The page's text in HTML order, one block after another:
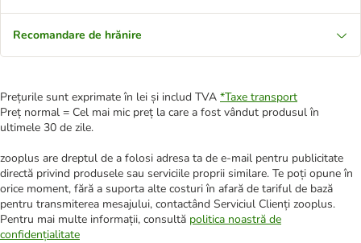
Recomandare de hrănire
Prețurile sunt exprimate în lei și includ TVA *Taxe transport
Preț normal = Cel mai mic preț la care a fost vândut produsul în
ultimele 30 de zile.
zooplus are dreptul de a folosi adresa ta de e-mail pentru publicitate
directă privind produsele sau serviciile proprii similare. Te poți opune în
orice moment, fără a suporta alte costuri în afară de tariful de bază
pentru transmiterea mesajului, contactând Serviciul Clienți zooplus.
Pentru mai multe informații, consultă politica noastră de
confidențialitate